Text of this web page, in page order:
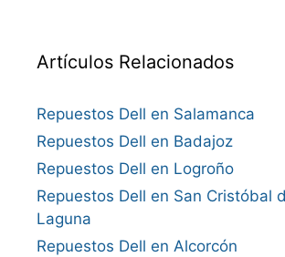
Artículos Relacionados
Repuestos Dell en Salamanca
Repuestos Dell en Badajoz
Repuestos Dell en Logroño
Repuestos Dell en San Cristóbal
Laguna
Repuestos Dell en Alcorcón